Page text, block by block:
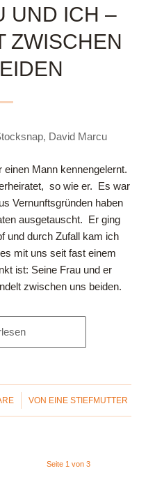
UND ICH –
ZWISCHEN
Mann kennengelernt.
so wie er. Es war
Vernunftsgründen haben
ausgetauscht. Er ging
und durch Zufall kam ich
mit uns seit fast einem
ist: Seine Frau und er
zwischen uns beiden.
VON EINE STIEFMUTTER
Seite 1 von 3